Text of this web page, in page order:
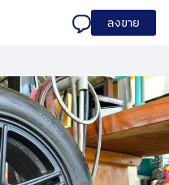
ลงขาย